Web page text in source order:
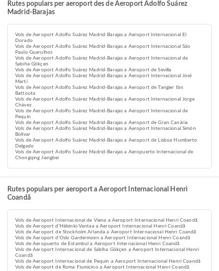
Rutes populars per aeroport des de Aeroport Adolfo Suárez
Madrid-Barajas
Vols de Aeroport Adolfo Suárez Madrid-Barajas a Aeroport Internacional El
Dorado
Vols de Aeroport Adolfo Suárez Madrid-Barajas a Aeroport Internacional São
Paulo Guarulhos
Vols de Aeroport Adolfo Suárez Madrid-Barajas a Aeroport Internacional de
Sabiha Gökçen
Vols de Aeroport Adolfo Suárez Madrid-Barajas a Aeroport de Sevilla
Vols de Aeroport Adolfo Suárez Madrid-Barajas a Aeroport Internacional José
Martí
Vols de Aeroport Adolfo Suárez Madrid-Barajas a Aeroport de Tangier Ibn
Battouta
Vols de Aeroport Adolfo Suárez Madrid-Barajas a Aeroport Internacional Jorge
Chávez
Vols de Aeroport Adolfo Suárez Madrid-Barajas a Aeroport Internacional de
Pequín
Vols de Aeroport Adolfo Suárez Madrid-Barajas a Aeroport de Gran Canària
Vols de Aeroport Adolfo Suárez Madrid-Barajas a Aeroport Internacional Simón
Bolívar
Vols de Aeroport Adolfo Suárez Madrid-Barajas a Aeroport de Lisboa Humberto
Delgado
Vols de Aeroport Adolfo Suárez Madrid-Barajas a Aeropuerto Internacional de
Chongqing Jiangbei
Rutes populars per aeroport a Aeroport Internacional Henri
Coandă
Vols de Aeroport Internacional de Viena a Aeroport Internacional Henri Coandă
Vols de Aeroport d'Hèlsinki-Vantaa a Aeroport Internacional Henri Coandă
Vols de Aeroport de Stockholm Arlanda a Aeroport Internacional Henri Coandă
Vols de Aeroport d'Oslo Gardermoen a Aeroport Internacional Henri Coandă
Vols de Aeropuerto de Estambul a Aeroport Internacional Henri Coandă
Vols de Aeroport Internacional de Sabiha Gökçen a Aeroport Internacional Henri
Coandă
Vols de Aeroport Internacional de Pequín a Aeroport Internacional Henri Coandă
Vols de Aeroport de Roma Fiumicino a Aeroport Internacional Henri Coandă